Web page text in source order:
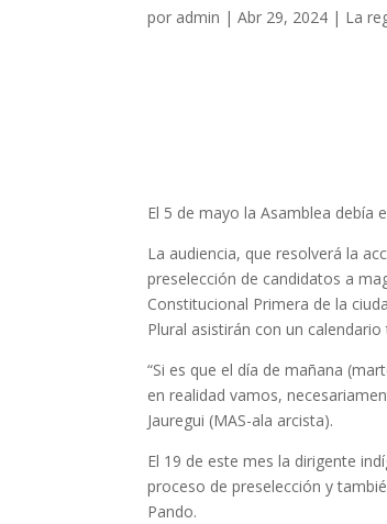
por admin |Abr 29, 2024 | La
El 5 de mayo la Asamblea debía
La audiencia, que resolverá la
preselección de candidatos a
Constitucional Primera de la
Plural asistirán con un
“Si es que el día de mañana
en realidad vamos,
Jauregui (MAS-ala arcista).
El 19 de este mes la dirigente
proceso de preselección y
Pando.